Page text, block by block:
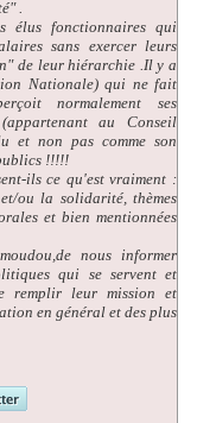
.
élus fonctionnaires qui
sans exercer leurs
de leur hiérarchie .Il y a
Nationale) qui ne fait
normalement ses
au Conseil
et non pas comme son
!!!!!
ils ce qu'est vraiment :
ou la solidarité, thèmes
et bien mentionnées
nous informer
qui se servent et
remplir leur mission et
en général et des plus